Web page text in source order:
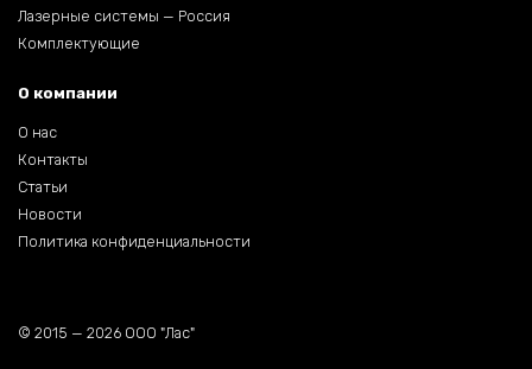
Лазерные системы — Россия
Комплектующие
О компании
О нас
Контакты
Статьи
Новости
Политика конфиденциальности
© 2015 — 2026 ООО "Лас"